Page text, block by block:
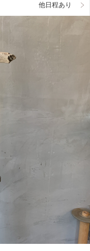
他日程あり